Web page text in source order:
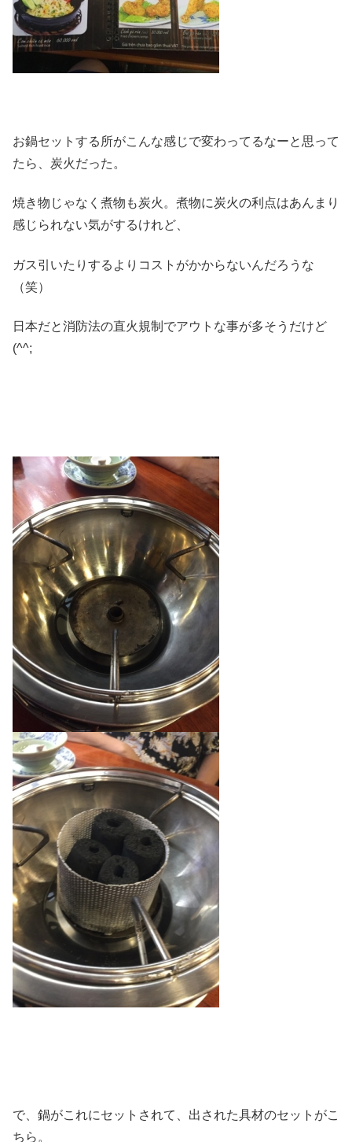
お鍋セットする所がこんな感じで変わってるなーと思って
たら、炭火だった。
焼き物じゃなく煮物も炭火。煮物に炭火の利点はあんまり
感じられない気がするけれど、
ガス引いたりするよりコストがかからないんだろうな
（笑）
日本だと消防法の直火規制でアウトな事が多そうだけど
(^^;
で、鍋がこれにセットされて、出された具材のセットがこ
ちら。